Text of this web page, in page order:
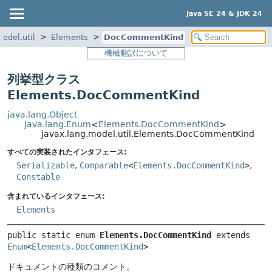
Java SE 24 & JDK 24
Elements
DocCommentKind
機械翻訳について
列挙型クラス
Elements.DocCommentKind
java.lang.Object
java.lang.Enum<Elements.DocCommentKind>
javax.lang.model.util.Elements.DocCommentKind
すべての実装されたインタフェース:
Serializable, Comparable<Elements.DocCommentKind>,
Constable
含まれているインタフェース:
Elements
public static enum Elements.DocCommentKind
Enum<Elements.DocCommentKind>
ドキュメントの種類のコメント。